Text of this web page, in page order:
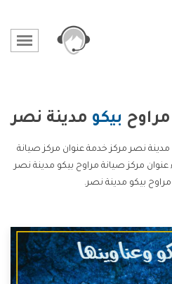
بيكو مدينة نصر
مدينة نصر مركز خدمة عنوان مركز صيانة
مركز صيانة مراوح بيكو مدينة نصر
بيكو مدينة نصر.